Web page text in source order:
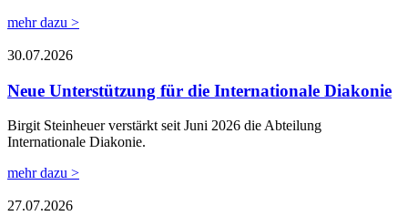
mehr dazu >
30.07.2026
Neue Unterstützung für die Internationale Diakonie
Birgit Steinheuer verstärkt seit Juni 2026 die Abteilung
Internationale Diakonie.
mehr dazu >
27.07.2026